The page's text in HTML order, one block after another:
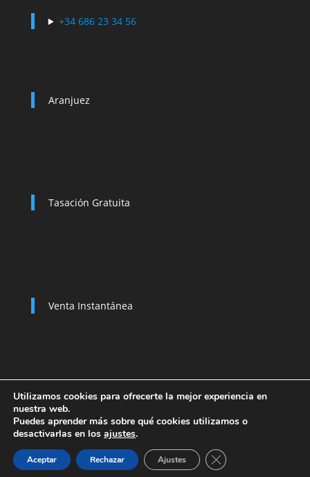
+34 686 23 34 56
Aranjuez
Tasación Gratuita
Venta Instantánea
Política de Privacidad
Baja de un Vehículo
VENDE TU COCHE EN ARANJUEZ 2025
Utilizamos cookies para ofrecerte la mejor experiencia en
nuestra web.
Puedes aprender más sobre qué cookies utilizamos o
desactivarlas en los ajustes.
Aceptar Rechazar Ajustes Cerrar el banner de